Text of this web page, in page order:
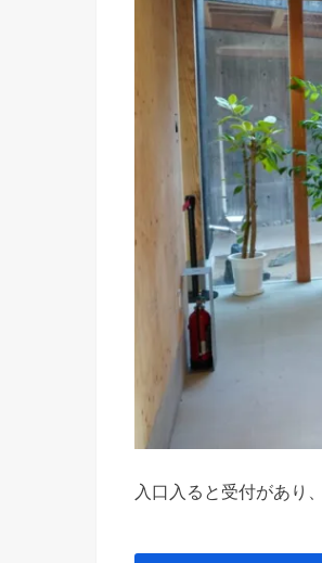
入口入ると受付があり